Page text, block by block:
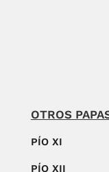
OTROS
PÍO XI
PÍO XII